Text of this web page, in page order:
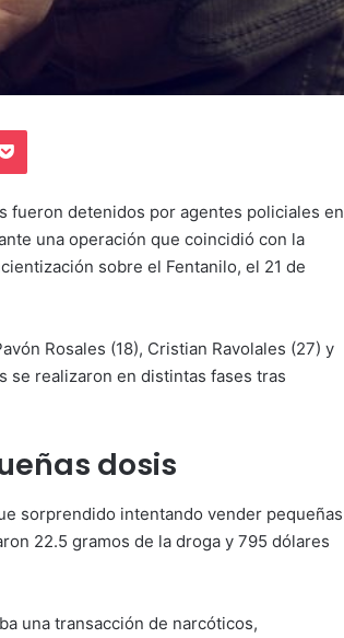
Pocket
fueron detenidos por agentes policiales en
una operación que coincidió con la
sobre el Fentanilo, el 21 de
Rosales (18), Cristian Ravolales (27) y
se realizaron en distintas fases tras
dosis
sorprendido intentando vender pequeñas
22.5 gramos de la droga y 795 dólares
una transacción de narcóticos,